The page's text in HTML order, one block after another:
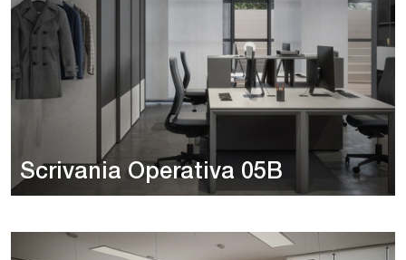
Scrivania Operativa 05B